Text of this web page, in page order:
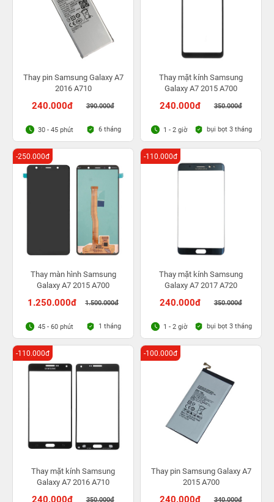
Thay pin Samsung Galaxy A7
2016 A710
240.000đ 390.000đ
30 - 45 phút 6 tháng
Thay mặt kính Samsung
Galaxy A7 2015 A700
240.000đ 350.000đ
1 - 2 giờ bụi bọt 3 tháng
Thay màn hình Samsung
Galaxy A7 2015 A700
1.250.000đ 1.500.000đ
-250.000đ
45 - 60 phút 1 tháng
Thay mặt kính Samsung
Galaxy A7 2017 A720
240.000đ 350.000đ
-110.000đ
1 - 2 giờ bụi bọt 3 tháng
Thay mặt kính Samsung
Galaxy A7 2016 A710
240.000đ 350.000đ
-110.000đ
Thay pin Samsung Galaxy A7
2015 A700
240.000đ 340.000đ
-100.000đ